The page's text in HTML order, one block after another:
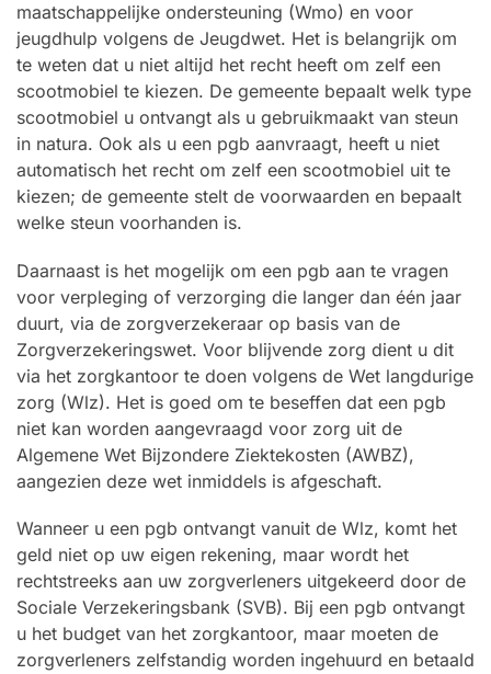
maatschappelijke ondersteuning (Wmo) en voor
jeugdhulp volgens de Jeugdwet. Het is belangrijk om
te weten dat u niet altijd het recht heeft om zelf een
scootmobiel te kiezen. De gemeente bepaalt welk type
scootmobiel u ontvangt als u gebruikmaakt van steun
in natura. Ook als u een pgb aanvraagt, heeft u niet
automatisch het recht om zelf een scootmobiel uit te
kiezen; de gemeente stelt de voorwaarden en bepaalt
welke steun voorhanden is.
Daarnaast is het mogelijk om een pgb aan te vragen
voor verpleging of verzorging die langer dan één jaar
duurt, via de zorgverzekeraar op basis van de
Zorgverzekeringswet. Voor blijvende zorg dient u dit
via het zorgkantoor te doen volgens de Wet langdurige
zorg (Wlz). Het is goed om te beseffen dat een pgb
niet kan worden aangevraagd voor zorg uit de
Algemene Wet Bijzondere Ziektekosten (AWBZ),
aangezien deze wet inmiddels is afgeschaft.
Wanneer u een pgb ontvangt vanuit de Wlz, komt het
geld niet op uw eigen rekening, maar wordt het
rechtstreeks aan uw zorgverleners uitgekeerd door de
Sociale Verzekeringsbank (SVB). Bij een pgb ontvangt
u het budget van het zorgkantoor, maar moeten de
zorgverleners zelfstandig worden ingehuurd en betaald